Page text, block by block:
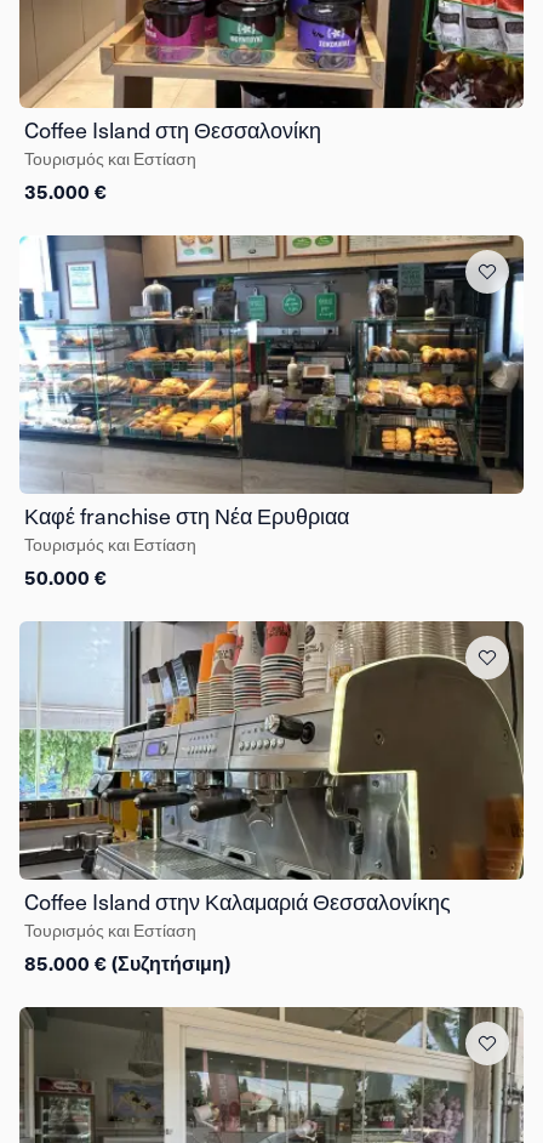
Coffee Island στη Θεσσαλονίκη
Τουρισμός και Εστίαση
35.000 €
Καφέ franchise στη Νέα Ερυθριαα
Τουρισμός και Εστίαση
50.000 €
Coffee Island στην Καλαμαριά Θεσσαλονίκης
Τουρισμός και Εστίαση
85.000 € (Συζητήσιμη)